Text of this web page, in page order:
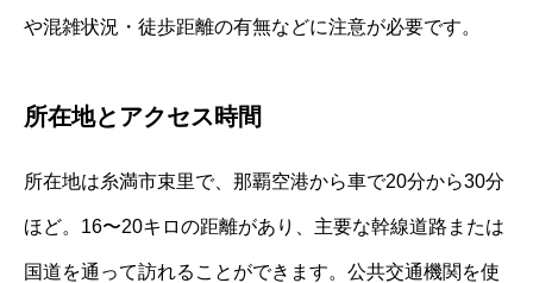
や混雑状況・徒歩距離の有無などに注意が必要です。
所在地とアクセス時間
所在地は糸満市束里で、那覇空港から車で20分から30分
ほど。16〜20キロの距離があり、主要な幹線道路または
国道を通って訪れることができます。公共交通機関を使